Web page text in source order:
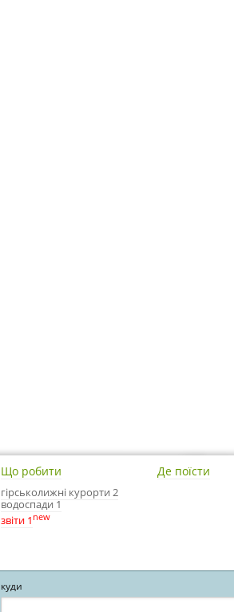
Що робити
гірськолижні курорти 2
водоспади 1
звіти 1 new
Де поїсти
куди